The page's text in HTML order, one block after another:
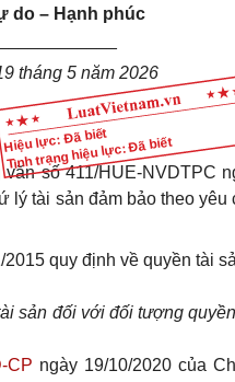
Hiệu lực: Đã biết
Tình trạng hiệu lực: Đã biết
do – Hạnh phúc
tháng 5 năm 2026
số 411/HUE-NVDTPC
lý tài sản đảm bảo theo yêu
2015 quy định về quyền tài
sản đối với đối tượng
CP ngày 19/10/2020 của